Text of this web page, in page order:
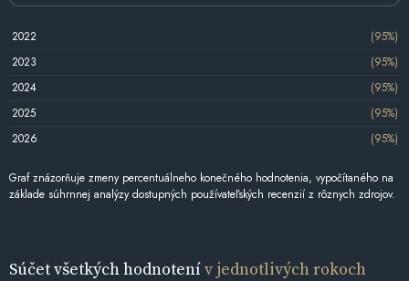
2022
(95%)
2023
(95%)
2024
(95%)
2025
(95%)
2026
(95%)
Graf znázorňuje zmeny percentuálneho konečného hodnotenia, vypočítaného na
základe súhrnnej analýzy dostupných používateľských recenzií z rôznych zdrojov.
Súčet všetkých hodnotenív jednotlivých rokoch